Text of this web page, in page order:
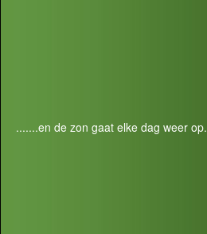
.......en de zon gaat elke dag weer op.